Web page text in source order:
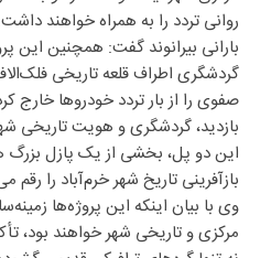
روانی تردد را به همراه خواهند
بارانی بیرانوند گفت: همچنین این
گردشگری اطراف قلعه تاریخی
صفوی را از بار تردد خودروها خارج
بازدید، گردشگری و هویت تاریخی
این دو پل، بخشی از یک پازل بزرگ
بازآفرینی تاریخ شهر خرم‌آباد را رقم
وی با بیان اینکه این پروژه‌ها
مرکزی و تاریخی شهر خواهند بود،